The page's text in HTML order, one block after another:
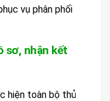
vụ phân phối
sơ, nhận kết
hiện toàn bộ thủ